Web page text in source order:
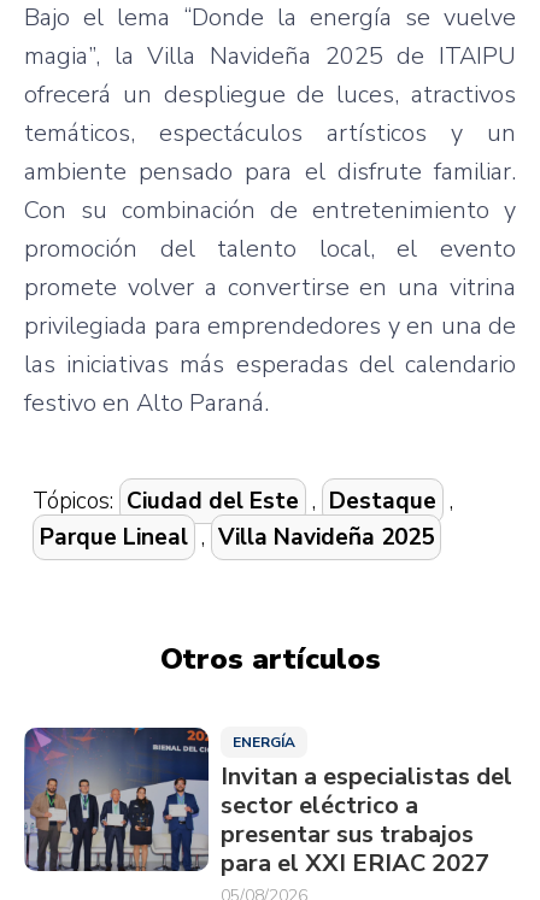
Bajo el lema “Donde la energía se vuelve
magia”, la Villa Navideña 2025 de ITAIPU
ofrecerá un despliegue de luces, atractivos
temáticos, espectáculos artísticos y un
ambiente pensado para el disfrute familiar.
Con su combinación de entretenimiento y
promoción del talento local, el evento
promete volver a convertirse en una vitrina
privilegiada para emprendedores y en una de
las iniciativas más esperadas del calendario
festivo en Alto Paraná.
Tópicos: Ciudad del Este , Destaque ,
Parque Lineal , Villa Navideña 2025
Otros artículos
ENERGÍA
Invitan a especialistas del
sector eléctrico a
presentar sus trabajos
para el XXI ERIAC 2027